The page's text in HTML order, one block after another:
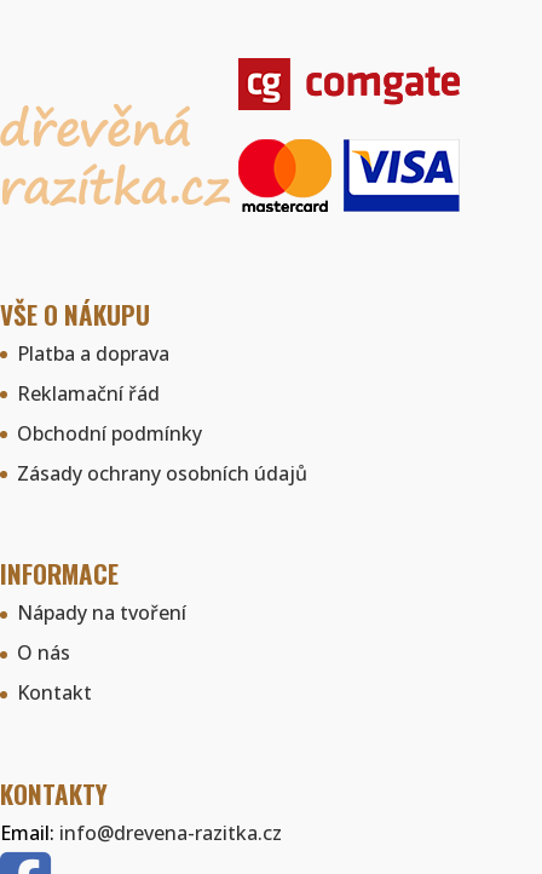
VŠE O NÁKUPU
Platba a doprava
Reklamační řád
Obchodní podmínky
Zásady ochrany osobních údajů
INFORMACE
Nápady na tvoření
O nás
Kontakt
KONTAKTY
Email: info@drevena-razitka.cz